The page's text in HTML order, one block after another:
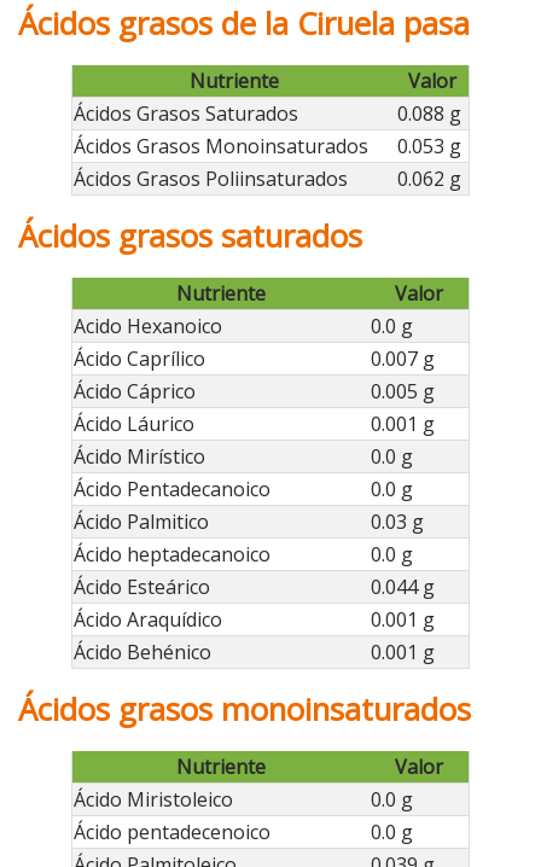
Ácidos grasos de la Ciruela pasa
Nutriente
Valor
Ácidos Grasos Saturados
0.088 g
Ácidos Grasos Monoinsaturados
0.053 g
Ácidos Grasos Poliinsaturados
0.062 g
Ácidos grasos saturados
Nutriente
Valor
Acido Hexanoico
0.0 g
Ácido Caprílico
0.007 g
Ácido Cáprico
0.005 g
Ácido Láurico
0.001 g
Ácido Mirístico
0.0 g
Ácido Pentadecanoico
0.0 g
Ácido Palmitico
0.03 g
Ácido heptadecanoico
0.0 g
Ácido Esteárico
0.044 g
Ácido Araquídico
0.001 g
Ácido Behénico
0.001 g
Ácidos grasos monoinsaturados
Nutriente
Valor
Ácido Miristoleico
0.0 g
Ácido pentadecenoico
0.0 g